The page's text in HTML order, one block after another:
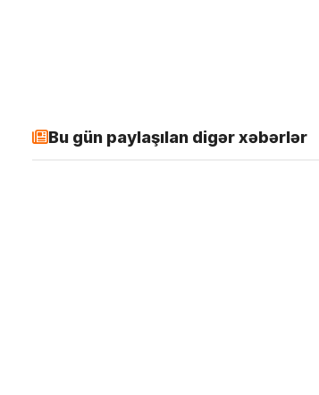
Bu gün paylaşılan digər xəbərlər